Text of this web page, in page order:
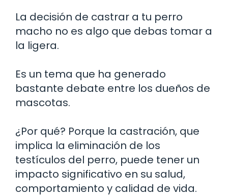
La decisión de castrar a tu perro
macho no es algo que debas tomar a
la ligera.
Es un tema que ha generado
bastante debate entre los dueños de
mascotas.
¿Por qué? Porque la castración, que
implica la eliminación de los
testículos del perro, puede tener un
impacto significativo en su salud,
comportamiento y calidad de vida.